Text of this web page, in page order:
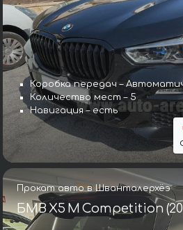
Коробка передач –
Количество мест – 5
Навигация – есть
Прокат авто в Шванталерхёэ
БМВ X5 M Competition